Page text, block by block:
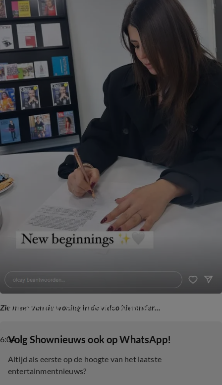
Zie meer van de woning in de video hieronder...
6:04
Olcay showt gigantische woning
‎Volg Shownieuws ook op WhatsApp!
Altijd als eerste op de hoogte van het laatste
entertainmentnieuws?